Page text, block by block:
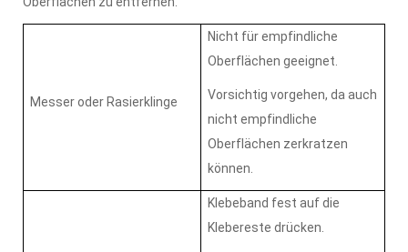
Messer oder Rasierklinge
Nicht für empfindliche
Oberflächen geeignet.
Vorsichtig vorgehen, da auch
nicht empfindliche
Oberflächen zerkratzen
können.
Klebeband fest auf die
Klebereste drücken.